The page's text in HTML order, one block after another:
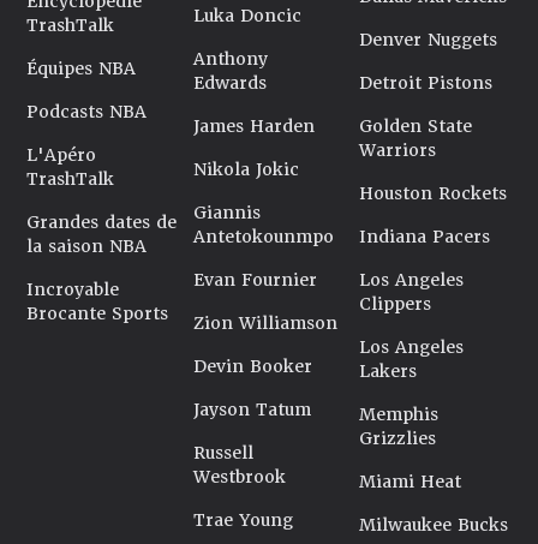
TrashTalk
Équipes NBA
Podcasts NBA
L'Apéro
TrashTalk
Grandes dates de
la saison NBA
Incroyable
Brocante Sports
Luka Doncic
Anthony
Edwards
James Harden
Nikola Jokic
Giannis
Antetokounmpo
Evan Fournier
Zion Williamson
Devin Booker
Jayson Tatum
Russell
Westbrook
Trae Young
Denver Nuggets
Detroit Pistons
Golden State
Warriors
Houston Rockets
Indiana Pacers
Los Angeles
Clippers
Los Angeles
Lakers
Memphis
Grizzlies
Miami Heat
Milwaukee Bucks